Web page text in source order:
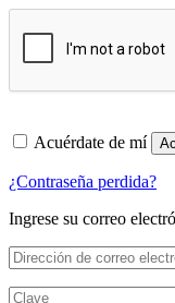
Acuérdate de mí
¿Contraseña perdida?
Ingrese su correo